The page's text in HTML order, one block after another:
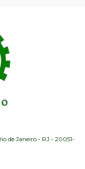
de Janeiro - RJ - 20051-